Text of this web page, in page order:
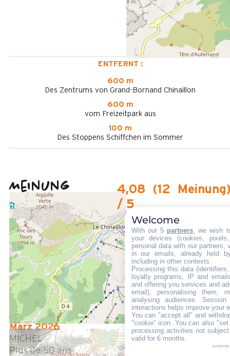
ENTFERNT :
600 m
Des Zentrums von Grand-Bornand Chinaillon
600 m
vom Freizeitpark aus
100 m
Des Stoppens Schiffchen im Sommer
Meinung
4,08
/ 5
(12 Meinung
März 2026
Manon
18 à 24 ans
Femme
4
/ 5
Bewertung geschrieben am 24/03/2026
März 2026
MICHEL
Plus de 50 ans
Welcome
With our 5 partners, we wish
your devices (cookies,
personal data with our partners,
in our emails, already held
including in other contexts.
Processing this data
loyalty programs, IP and
and offering you services and
email), personalising them,
analysing audiences.
interactions helps improve your
You can "accept all" and
"cookie" icon. You can also
processing activities not
valid for 6 months.